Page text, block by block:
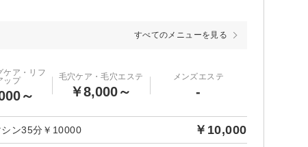
すべてのメニューを見る
ケア・リフ
ップ
～
毛穴ケア・毛穴エステ
￥8,000～
メンズエステ
-
ン35分￥10000 ￥10,000